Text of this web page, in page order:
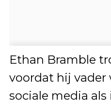
Ethan Bramble
voordat hij vader
sociale media